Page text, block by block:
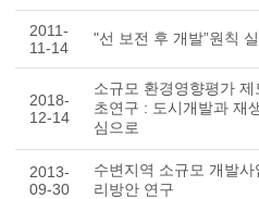
2011-
11-14
"선 보전 후 개발”원칙
2018-
12-14
소규모 환경영향평가
초연구 : 도시개발과 재
심으로
2013-
09-30
수변지역 소규모 개발
리방안 연구